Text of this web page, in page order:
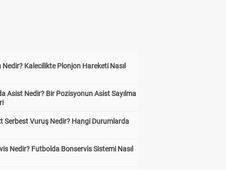
Nedir? Kalecilikte Plonjon Hareketi Nasıl
Asist Nedir? Bir Pozisyonun Asist Sayılma
Serbest Vuruş Nedir? Hangi Durumlarda
Nedir? Futbolda Bonservis Sistemi Nasıl